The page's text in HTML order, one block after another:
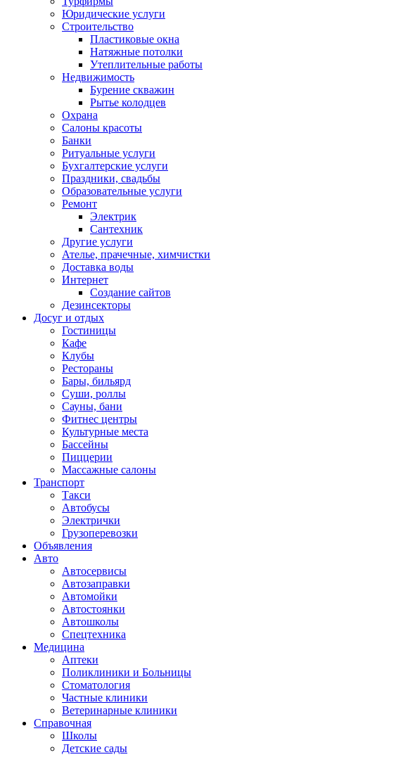
Юридические услуги
Строительство
Пластиковые окна
Натяжные потолки
Утеплительные работы
Недвижимость
Бурение скважин
Рытье колодцев
Охрана
Салоны красоты
Банки
Ритуальные услуги
Бухгалтерские услуги
Праздники, свадьбы
Образовательные услуги
Ремонт
Электрик
Сантехник
Другие услуги
Ателье, прачечные, химчистки
Доставка воды
Интернет
Создание сайтов
Дезинсекторы
Досуг и отдых
Гостиницы
Кафе
Клубы
Рестораны
Бары, бильярд
Суши, роллы
Сауны, бани
Фитнес центры
Культурные места
Бассейны
Пиццерии
Массажные салоны
Транспорт
Такси
Автобусы
Электрички
Грузоперевозки
Объявления
Авто
Автосервисы
Автозаправки
Автомойки
Автостоянки
Автошколы
Спецтехника
Медицина
Аптеки
Поликлиники и Больницы
Стоматология
Частные клиники
Ветеринарные клиники
Справочная
Школы
Детские сады